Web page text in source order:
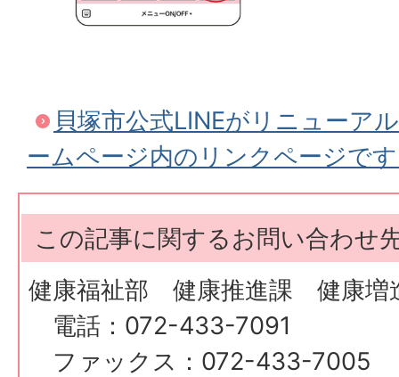
貝塚市公式LINEがリニューア
ームページ内のリンクページで
この記事に関するお問い合わせ
健康福祉部 健康推進課 健康増
電話：072-433-7091
ファックス：072-433-7005